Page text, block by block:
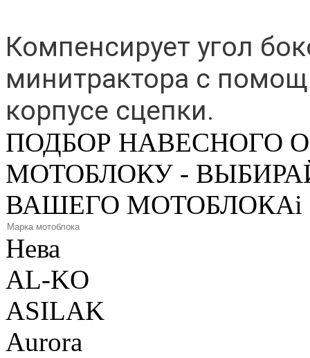
Компенсирует угол
минитрактора с
корпусе сцепки.
ПОДБОР НАВЕСНОГО
МОТОБЛОКУ -
ВАШЕГО МОТОБЛОКАi
Нева
AL-KO
ASILAK
Aurora